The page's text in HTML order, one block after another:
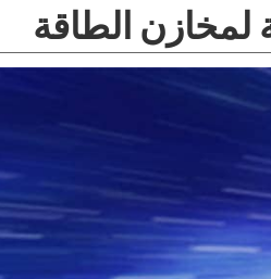
لمخازن الطاقة